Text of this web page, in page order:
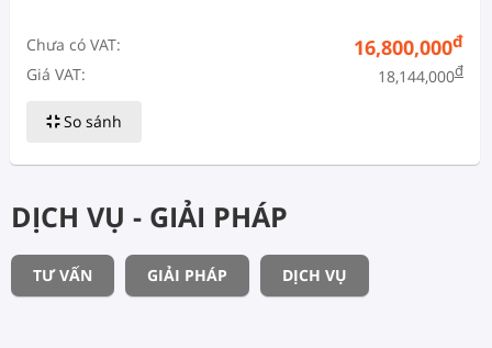
Chưa có VAT: 16,800,000đ
Giá VAT: 18,144,000đ
So sánh
DỊCH VỤ - GIẢI PHÁP
TƯ VẤN GIẢI PHÁP DỊCH VỤ